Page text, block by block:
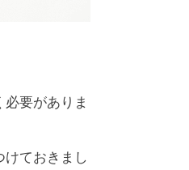
要がありま
ておきまし